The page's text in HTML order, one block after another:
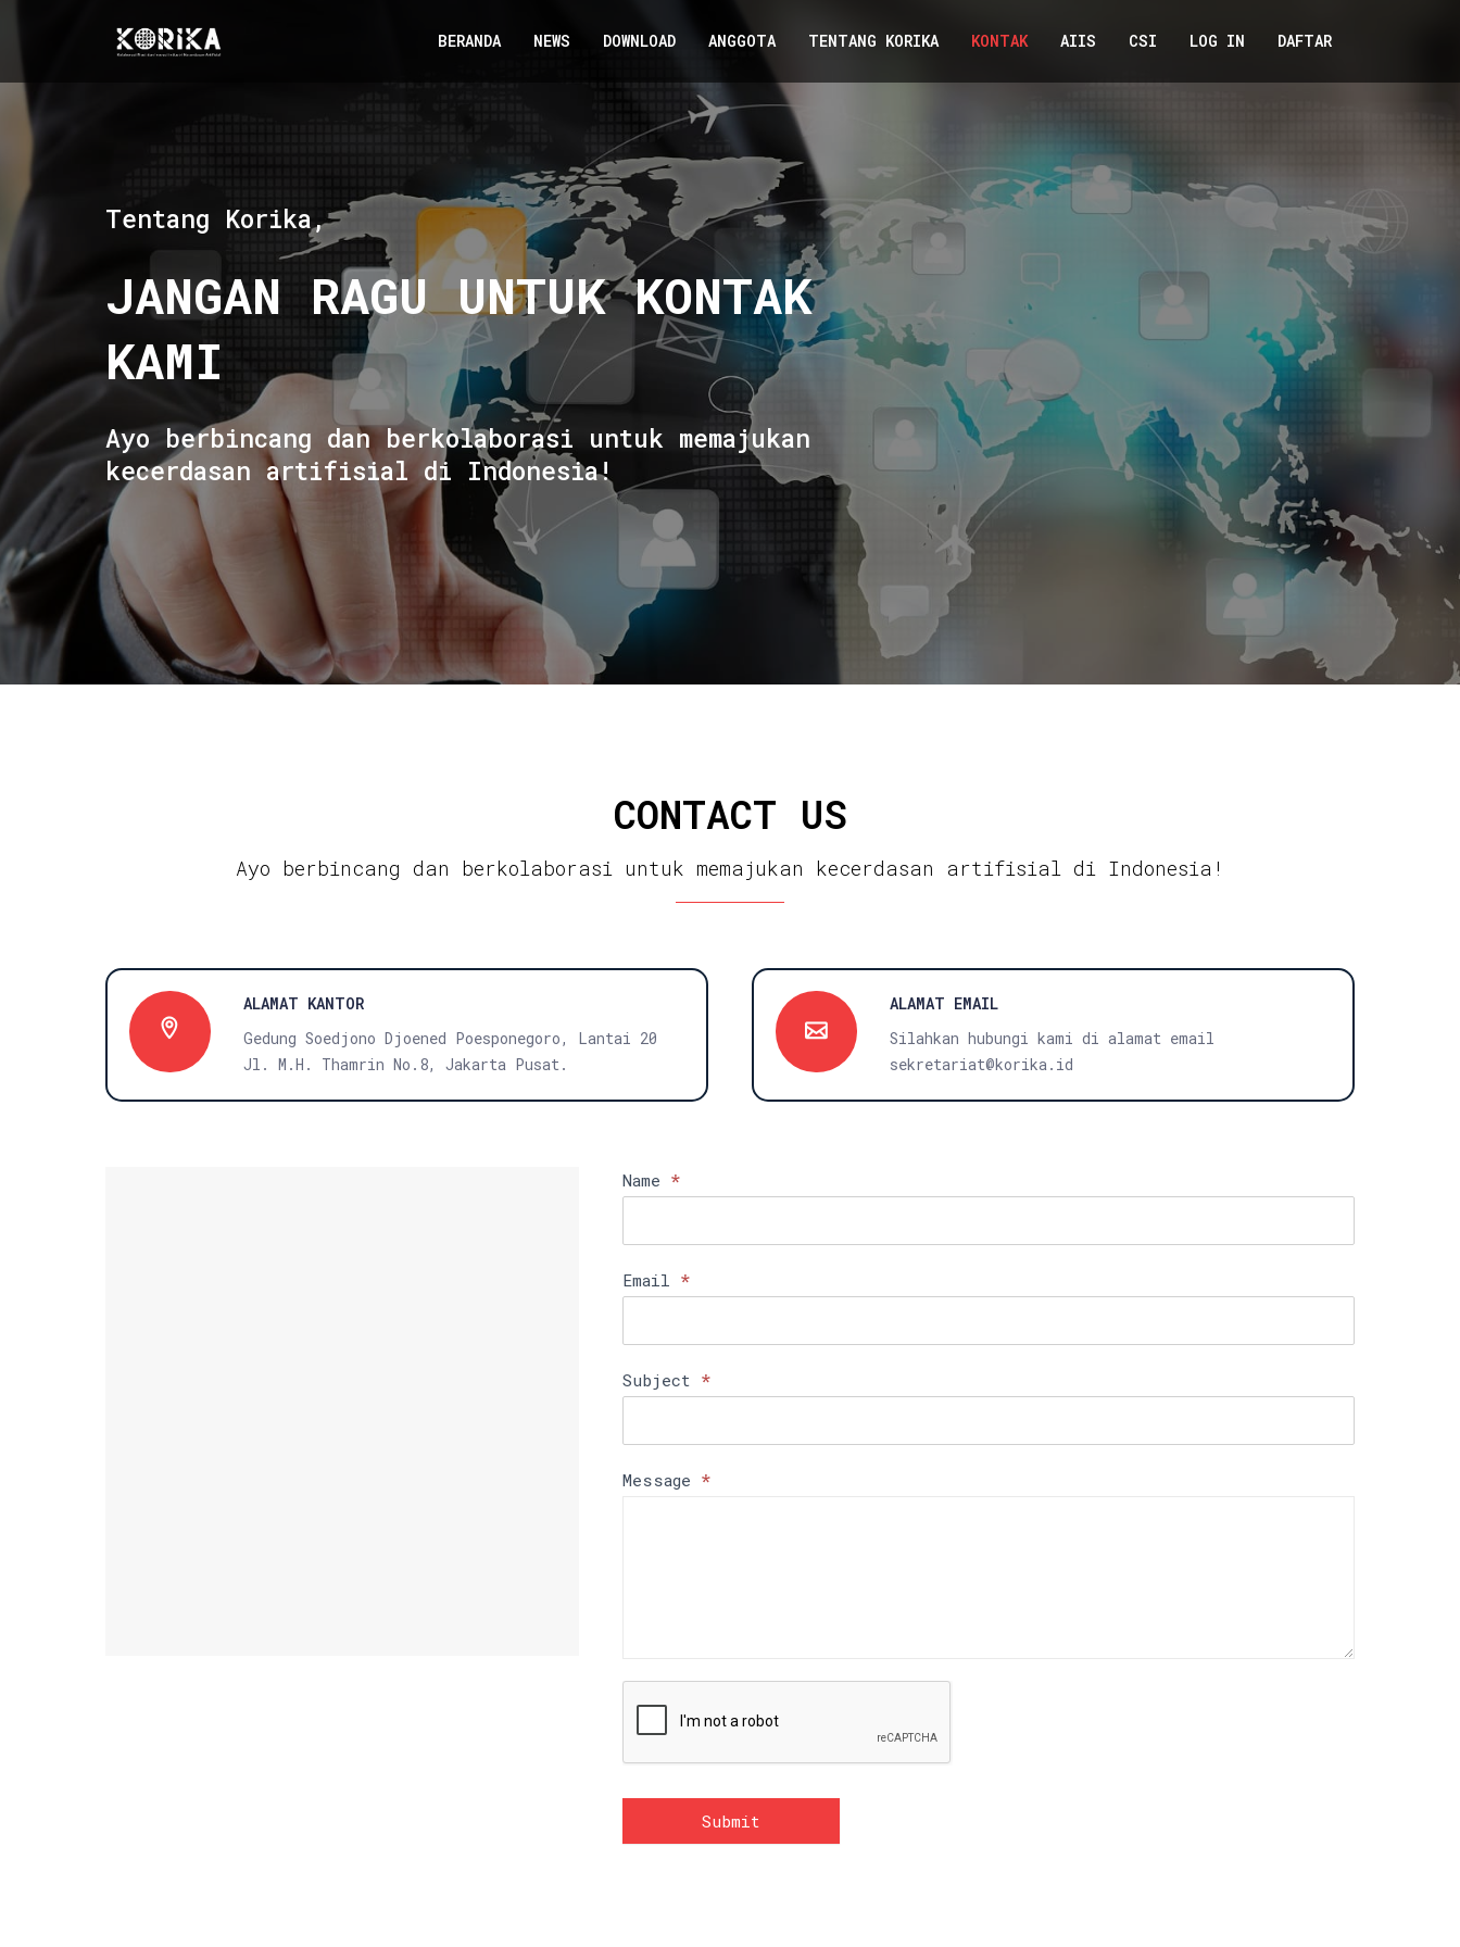
BERANDA NEWS DOWNLOAD ANGGOTA TENTANG KORIKA KONTAK AIIS CSI LOG IN DAFTAR
Tentang Korika,
JANGAN RAGU UNTUK KONTAK
KAMI
Ayo berbincang dan berkolaborasi untuk memajukan
kecerdasan artifisial di Indonesia!
CONTACT US
Ayo berbincang dan berkolaborasi untuk memajukan kecerdasan artifisial di Indonesia!
ALAMAT KANTOR
Gedung Soedjono Djoened Poesponegoro, Lantai 20
Jl. M.H. Thamrin No.8, Jakarta Pusat.
ALAMAT EMAIL
Silahkan hubungi kami di alamat email
sekretariat@korika.id
Contact
Us
Name *
Email *
Subject *
Message *
Submit